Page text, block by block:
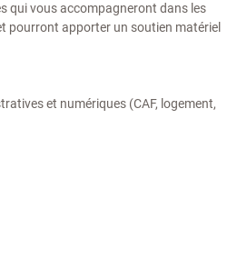
qui vous accompagneront dans les
pourront apporter un soutien matériel
et numériques (CAF, logement,